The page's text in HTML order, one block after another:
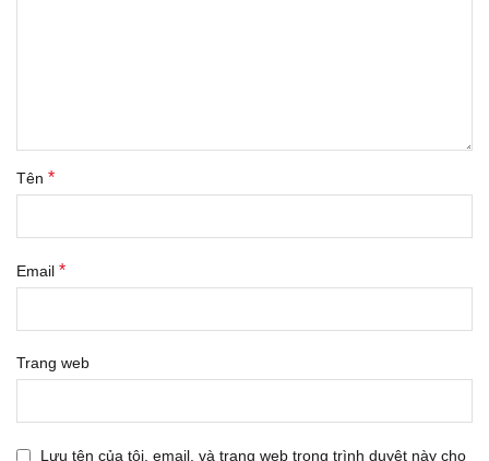
Tên *
Email *
Trang web
Lưu tên của tôi, email, và trang web trong trình duyệt này cho